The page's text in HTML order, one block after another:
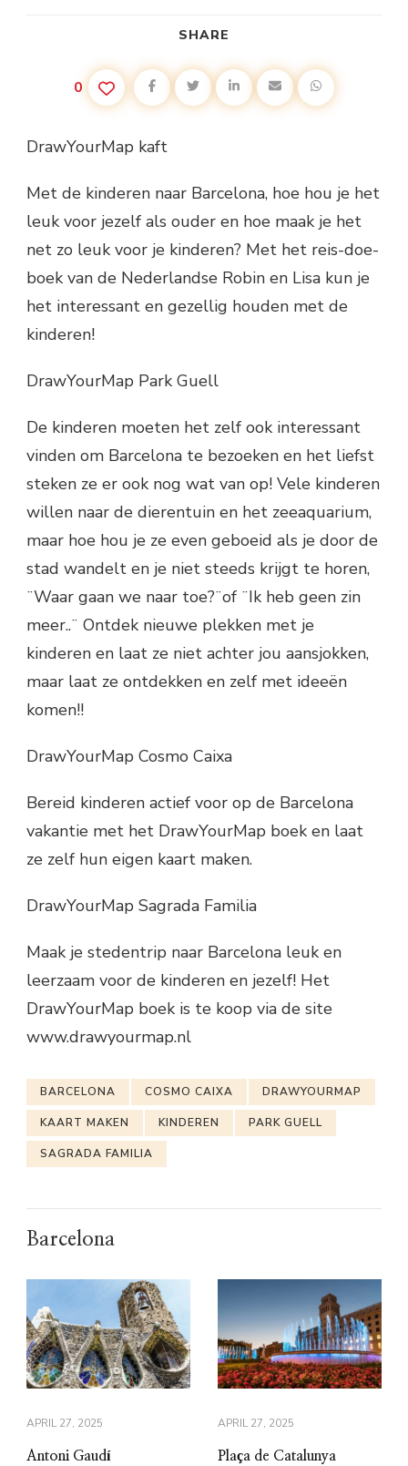
SHARE
0
DrawYourMap kaft
Met de kinderen naar Barcelona, hoe hou je het
leuk voor jezelf als ouder en hoe maak je het
net zo leuk voor je kinderen? Met het reis-doe-
boek van de Nederlandse Robin en Lisa kun je
het interessant en gezellig houden met de
kinderen!
DrawYourMap Park Guell
De kinderen moeten het zelf ook interessant
vinden om Barcelona te bezoeken en het liefst
steken ze er ook nog wat van op! Vele kinderen
willen naar de dierentuin en het zeeaquarium,
maar hoe hou je ze even geboeid als je door de
stad wandelt en je niet steeds krijgt te horen,
¨Waar gaan we naar toe?¨of ¨Ik heb geen zin
meer..¨ Ontdek nieuwe plekken met je
kinderen en laat ze niet achter jou aansjokken,
maar laat ze ontdekken en zelf met ideeën
komen!!
DrawYourMap Cosmo Caixa
Bereid kinderen actief voor op de Barcelona
vakantie met het DrawYourMap boek en laat
ze zelf hun eigen kaart maken.
DrawYourMap Sagrada Familia
Maak je stedentrip naar Barcelona leuk en
leerzaam voor de kinderen en jezelf! Het
DrawYourMap boek is te koop via de site
www.drawyourmap.nl
BARCELONA COSMO CAIXA DRAWYOURMAP
KAART MAKEN KINDEREN PARK GUELL
SAGRADA FAMILIA
Barcelona
APRIL 27, 2025
Antoni Gaudí
APRIL 27, 2025
Plaça de Catalunya